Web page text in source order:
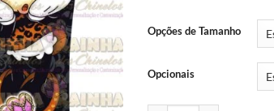
Opções de Tamanho
Opcionais